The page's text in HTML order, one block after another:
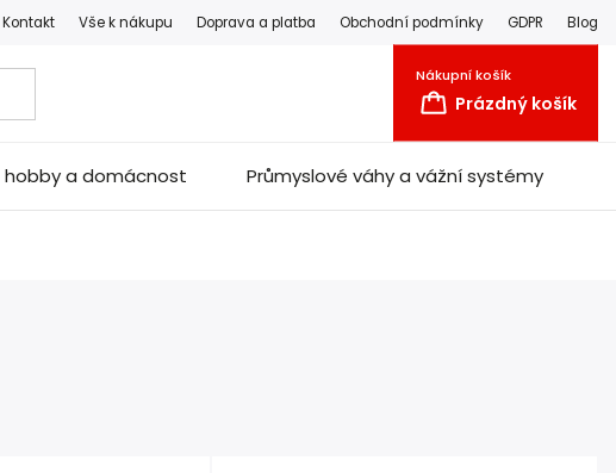
Kontakt Vše k nákupu Doprava a platba Obchodní podmínky GDPR Blog
Nákupní košík
Prázdný košík
hobby a domácnost Průmyslové váhy a vážní systémy